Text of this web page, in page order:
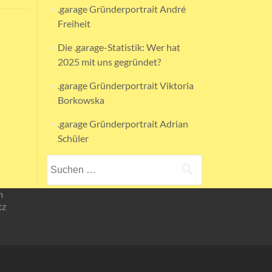
.garage Gründerportrait André
Freiheit
Die .garage-Statistik: Wer hat
2025 mit uns gegründet?
.garage Gründerportrait Viktoria
Borkowska
.garage Gründerportrait Adrian
Schüler
nach: